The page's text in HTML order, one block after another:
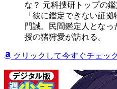
な？ 元科捜研トップの
「彼に鑑定できない証
門誠。民間鑑定人とな
授の猪狩愛が訪れる。
クリックして今すぐチェッ